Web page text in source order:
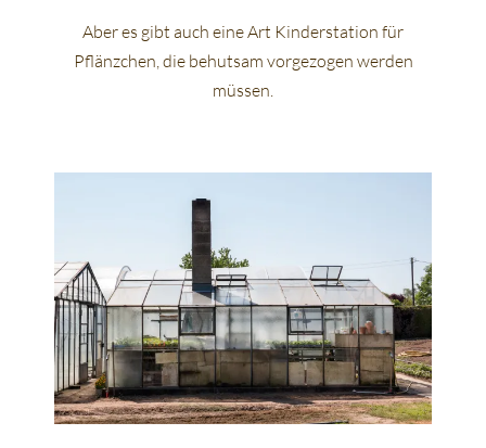
Aber es gibt auch eine Art Kinderstation für
Pflänzchen, die behutsam vorgezogen werden
müssen.